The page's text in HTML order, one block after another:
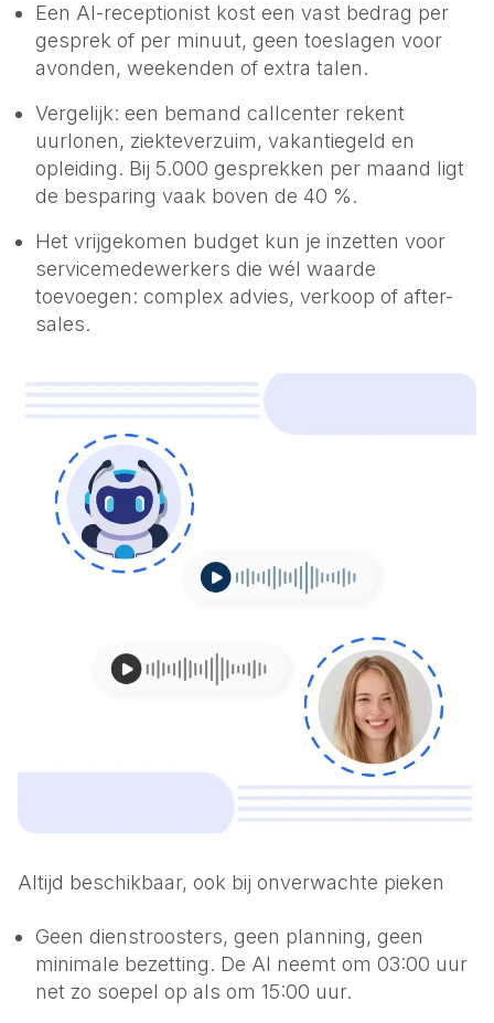
Een AI-receptionist kost een vast bedrag per
gesprek of per minuut, geen toeslagen voor
avonden, weekenden of extra talen.
Vergelijk: een bemand callcenter rekent
uurlonen, ziekte­verzuim, vakantie­geld en
opleiding. Bij 5.000 gesprekken per maand ligt
de besparing vaak boven de 40 %.
Het vrijgekomen budget kun je inzetten voor
service­medewerkers die wél waarde
toevoegen: complex advies, verkoop of after-
sales.
Altijd beschikbaar, ook bij onverwachte pieken
Geen dienst­roosters, geen planning, geen
minimale bezetting. De AI neemt om 03:00 uur
net zo soepel op als om 15:00 uur.